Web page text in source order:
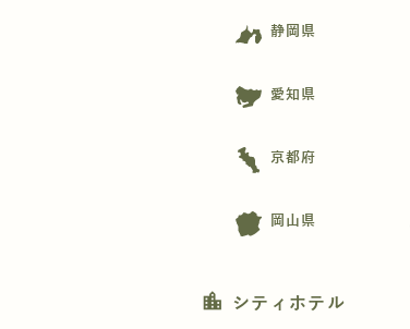
静岡県
愛知県
京都府
岡山県
location_city シティホテル